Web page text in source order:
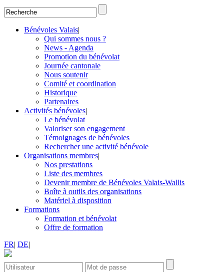
Bénévoles Valais|
Qui sommes nous ?
News - Agenda
Promotion du bénévolat
Journée cantonale
Nous soutenir
Comité et coordination
Historique
Partenaires
Activités bénévoles|
Le bénévolat
Valoriser son engagement
Témoignages de bénévoles
Rechercher une activité bénévole
Organisations membres|
Nos prestations
Liste des membres
Devenir membre de Bénévoles Valais-Wallis
Boîte à outils des organisations
Matériel à disposition
Formations
Formation et bénévolat
Offre de formation
FR| DE|